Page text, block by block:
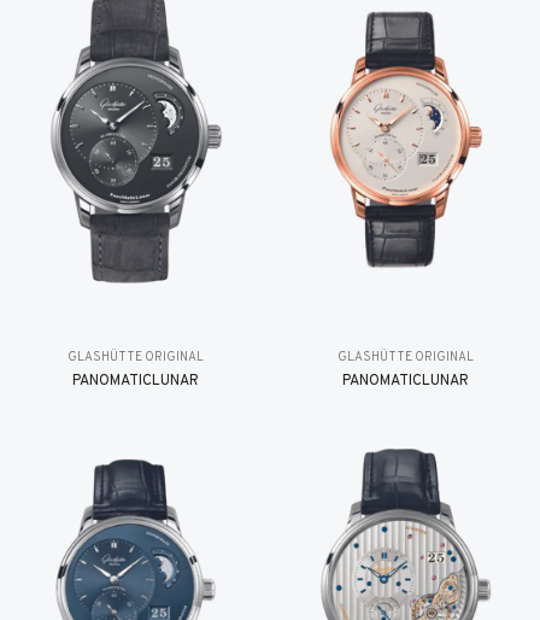
GLASHÜTTE ORIGINAL
PANOMATICLUNAR
GLASHÜTTE ORIGINAL
PANOMATICLUNAR